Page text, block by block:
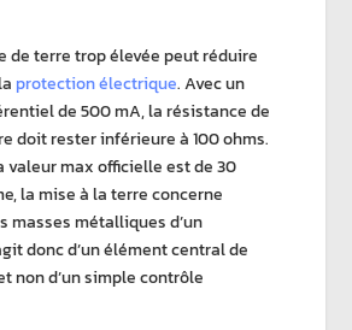
de terretrop élevée peut réduire
protection électrique.Avec un
de 500 mA, la résistance de
doit rester inférieure à 100 ohms.
valeur max officielle est de 30
lamise à la terreconcerne
masses métalliques d’un
donc d’un élément central de
non d’un simple contrôle